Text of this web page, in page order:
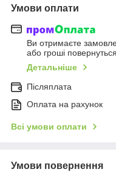
Умови оплати
Ви отримаєте
або гроші
Детальніше
Післяплата
Оплата на рахунок
Всі умови оплати
Умови повернення